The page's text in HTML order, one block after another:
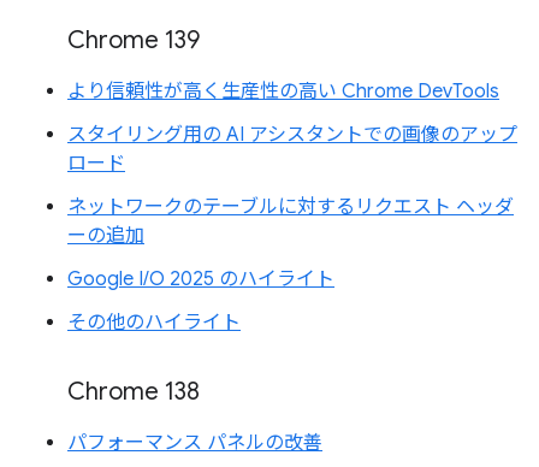
Chrome 139
より信頼性が高く生産性の高い Chrome DevTools
スタイリング用の AI アシスタントでの画像のアップ
ロード
ネットワークのテーブルに対するリクエスト ヘッダ
ーの追加
Google I/O 2025 のハイライト
その他のハイライト
Chrome 138
パフォーマンス パネルの改善